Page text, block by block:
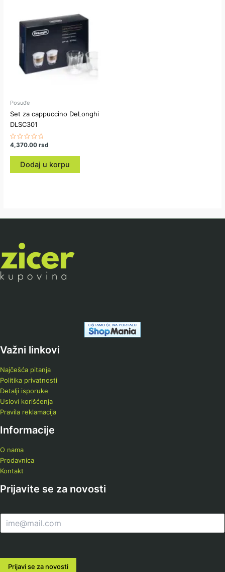
Posuđe
Set za cappuccino DeLonghi
DLSC301
Ocenjeno
0
4,370.00rsd
Dodaj u korpu
Važni linkovi
Najčešća pitanja
Politika privatnosti
Detalji isporuke
Uslovi korišćenja
Pravila reklamacija
Informacije
O nama
Prodavnica
Kontakt
Prijavite se za novosti
m
l
Prijavi se za novosti